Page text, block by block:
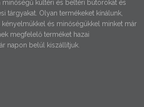
kültéri és beltéri bútorokat és
tárgyakat. Olyan termékeket kínálunk,
és minőségükkel minket már
megfelelő terméket hazai
napon belül kiszállítjuk.